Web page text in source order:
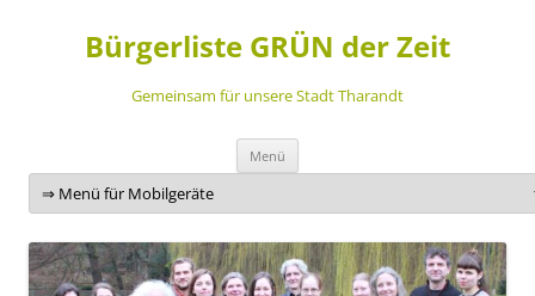
Bürgerliste GRÜN der Zeit
Gemeinsam für unsere Stadt Tharandt
Menü
springen